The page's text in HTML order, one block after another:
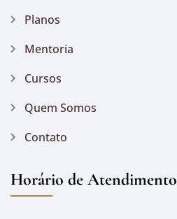
Planos
Mentoria
Cursos
Quem Somos
Contato
Horário de Atendimento